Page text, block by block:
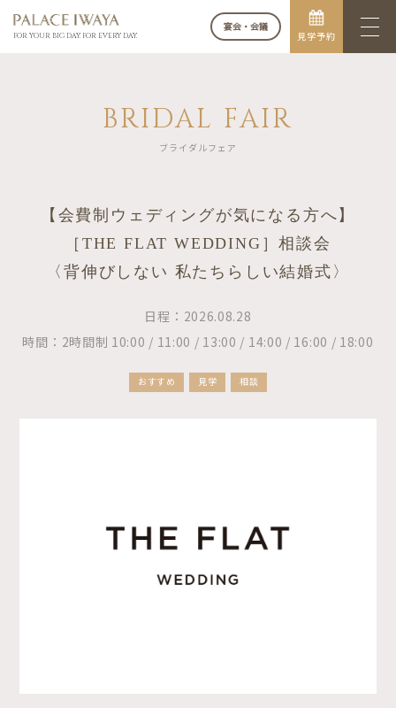
FOR YOUR BIG DAY. FOR EVERY DAY.
宴会・会議
見学予約
BRIDAL FAIR
ブライダルフェア
【会費制ウェディングが気になる方へ】
［THE FLAT WEDDING］相談会
〈背伸びしない 私たちらしい結婚式〉
日程：2026.08.28
時間：2時間制 10:00 / 11:00 / 13:00 / 14:00 / 16:00 / 18:00
おすすめ 見学 相談